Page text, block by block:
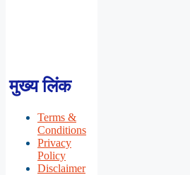
मुख्य लिंक
Terms &
Conditions
Privacy
Policy
Disclaimer